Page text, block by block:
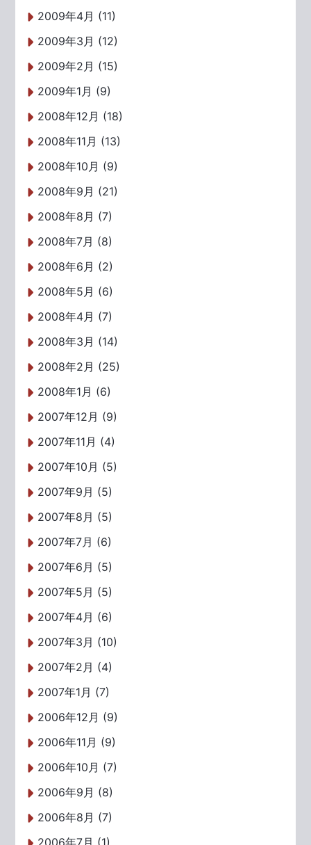
2009年4月 (11)
2009年3月 (12)
2009年2月 (15)
2009年1月 (9)
2008年12月 (18)
2008年11月 (13)
2008年10月 (9)
2008年9月 (21)
2008年8月 (7)
2008年7月 (8)
2008年6月 (2)
2008年5月 (6)
2008年4月 (7)
2008年3月 (14)
2008年2月 (25)
2008年1月 (6)
2007年12月 (9)
2007年11月 (4)
2007年10月 (5)
2007年9月 (5)
2007年8月 (5)
2007年7月 (6)
2007年6月 (5)
2007年5月 (5)
2007年4月 (6)
2007年3月 (10)
2007年2月 (4)
2007年1月 (7)
2006年12月 (9)
2006年11月 (9)
2006年10月 (7)
2006年9月 (8)
2006年8月 (7)
2006年7月 (1)